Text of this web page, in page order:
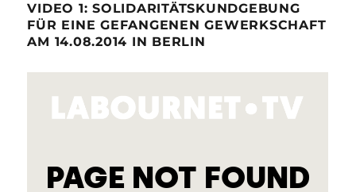
VIDEO 1: SOLIDARITÄTSKUNDGEBUNG
FÜR EINE GEFANGENEN GEWERKSCHAFT
AM 14.08.2014 IN BERLIN